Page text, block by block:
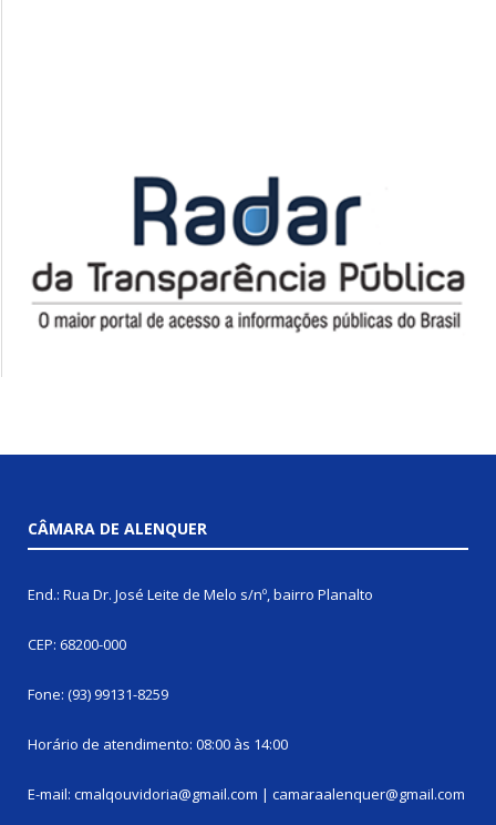
CÂMARA DE ALENQUER
End.: Rua Dr. José Leite de Melo s/nº, bairro Planalto
CEP: 68200-000
Fone: (93) 99131-8259
Horário de atendimento: 08:00 às 14:00
E-mail: cmalqouvidoria@gmail.com | camaraalenquer@gmail.com